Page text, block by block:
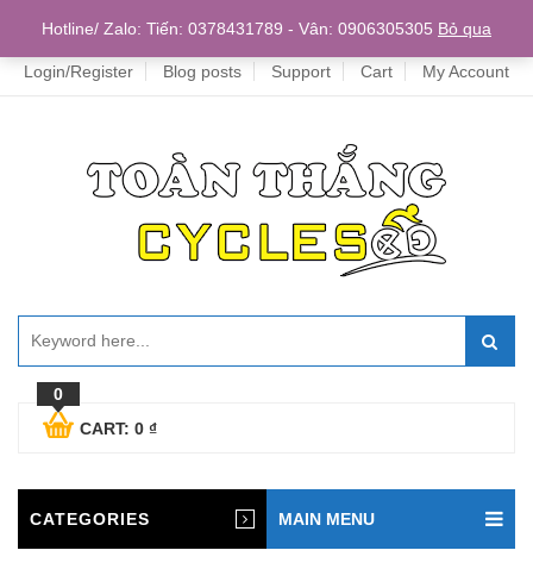
Home
Login/Register Blog posts Support Cart My Account
0
CART: 0 ₫
CATEGORIES MAIN MENU
Hotline/ Zalo: Tiến: 0378431789 - Vân: 0906305305 Bỏ qua